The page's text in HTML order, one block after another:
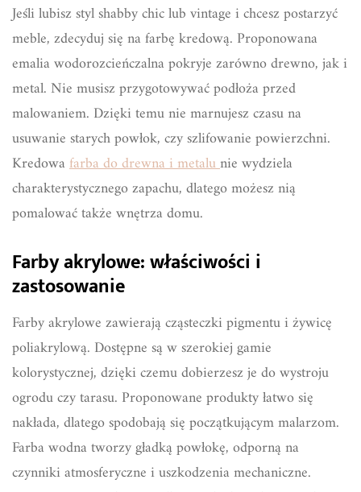
Jeśli lubisz styl shabby chic lub vintage i chcesz postarzyć
meble, zdecyduj się na farbę kredową. Proponowana
emalia wodorozcieńczalna pokryje zarówno drewno, jak i
metal. Nie musisz przygotowywać podłoża przed
malowaniem. Dzięki temu nie marnujesz czasu na
usuwanie starych powłok, czy szlifowanie powierzchni.
Kredowafarba do drewna i metalunie wydziela
charakterystycznego zapachu, dlatego możesz nią
pomalować także wnętrza domu.
Farby akrylowe: właściwości i
zastosowanie
Farby akrylowe zawierają cząsteczki pigmentu i żywicę
poliakrylową. Dostępne są w szerokiej gamie
kolorystycznej, dzięki czemu dobierzesz je do wystroju
ogrodu czy tarasu. Proponowane produkty łatwo się
nakłada, dlatego spodobają się początkującym malarzom.
Farba wodna tworzy gładką powłokę, odporną na
czynniki atmosferyczne i uszkodzenia mechaniczne.